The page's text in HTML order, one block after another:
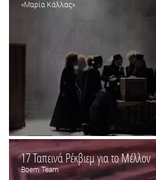
«Μαρία Κάλλας»
17 Ταπεινά Ρέκβιεμ για το Μέλλον
Boem Team